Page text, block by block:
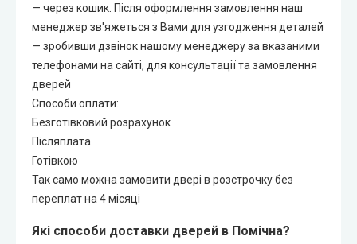
— через кошик. Після оформлення замовлення наш
менеджер зв'яжеться з Вами для узгодження деталей
— зробивши дзвінок нашому менеджеру за вказаними
телефонами на сайті, для консультації та замовлення
дверей
Способи оплати:
Безготівковий розрахунок
Післяплата
Готівкою
Так само можна замовити двері в розстрочку без
переплат на 4 місяці
Які способи доставки дверей в Помічна?